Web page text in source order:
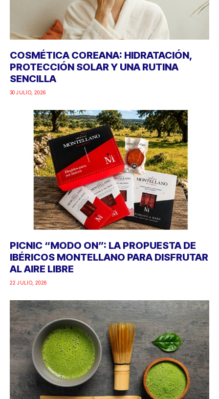
COSMÉTICA COREANA: HIDRATACIÓN,
PROTECCIÓN SOLAR Y UNA RUTINA
SENCILLA
30 JULIO, 2026
PICNIC “MODO ON”: LA PROPUESTA DE
IBÉRICOS MONTELLANO PARA DISFRUTAR
AL AIRE LIBRE
22 JULIO, 2026